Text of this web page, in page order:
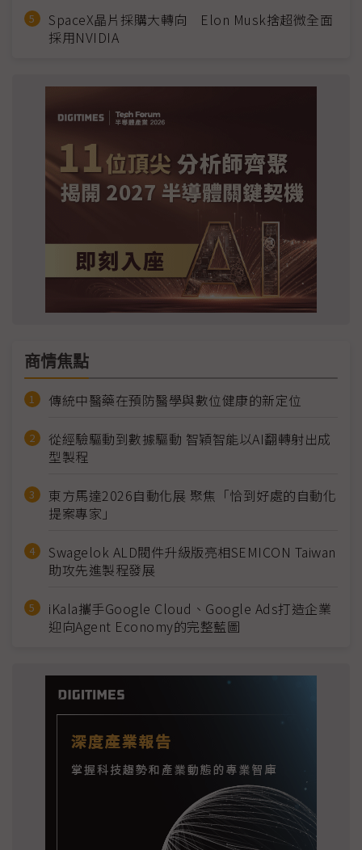
SpaceX晶片採購大轉向 Elon Musk捨超微全面
採用NVIDIA
商情焦點
傳統中醫藥在預防醫學與數位健康的新定位
從經驗驅動到數據驅動 智穎智能以AI翻轉射出成
型製程
東方馬達2026自動化展 聚焦「恰到好處的自動化
提案專家」
Swagelok ALD閥件升級版亮相SEMICON Taiwan
助攻先進製程發展
iKala攜手Google Cloud、Google Ads打造企業
迎向Agent Economy的完整藍圖